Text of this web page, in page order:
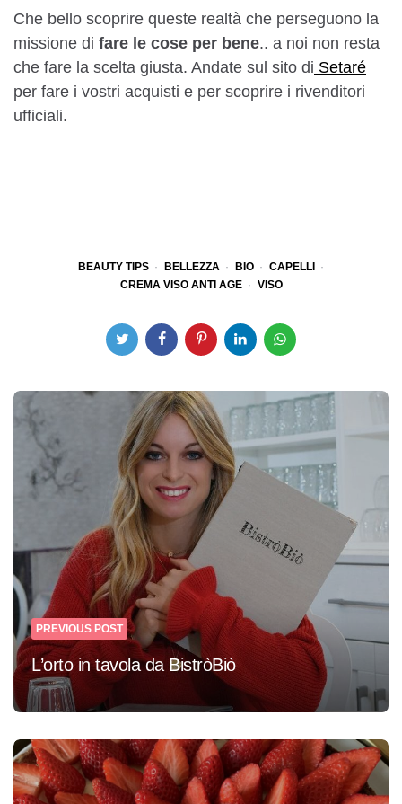
Che bello scoprire queste realtà che perseguono la
missione di fare le cose per bene.. a noi non resta
che fare la scelta giusta. Andate sul sito di Setaré
per fare i vostri acquisti e per scoprire i rivenditori
ufficiali.
BEAUTY TIPS BELLEZZA BIO
CAPELLI
CREMA VISO ANTI AGE
VISO
Post
navigation
PREVIOUS POST
L’orto in tavola da BistròBiò